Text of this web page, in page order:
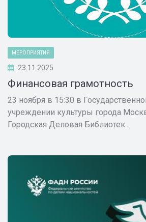
МЕРОПРИЯТИЯ
23.11.2025
Финансовая грамотность
23 ноября в 15:30 в
учреждении культуры города
Городская Деловая Библиотек...